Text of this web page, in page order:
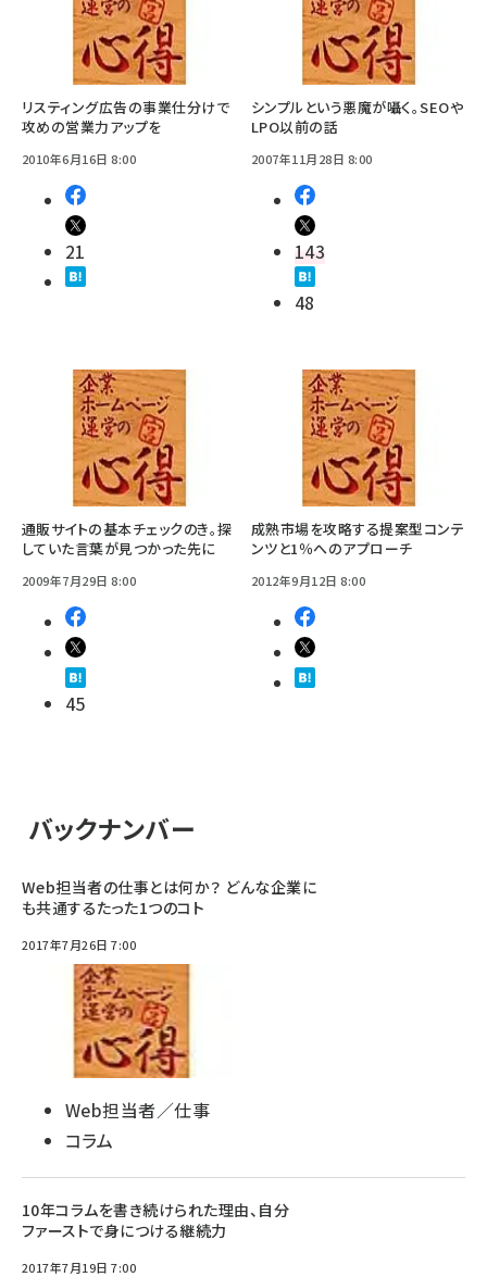
リスティング広告の事業仕分けで
攻めの営業力アップを
2010年6月16日 8:00
21
シンプルという悪魔が囁く。SEOや
LPO以前の話
2007年11月28日 8:00
143
48
通販サイトの基本チェックのき。探
していた言葉が見つかった先に
2009年7月29日 8:00
45
成熟市場を攻略する提案型コンテ
ンツと1％へのアプローチ
2012年9月12日 8:00
バックナンバー
Web担当者の仕事とは何か？ どんな企業に
も共通するたった1つのコト
2017年7月26日 7:00
Web担当者／仕事
コラム
10年コラムを書き続けられた理由、自分
ファーストで身につける継続力
2017年7月19日 7:00